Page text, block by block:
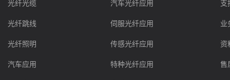
光纤光缆
光纤跳线
光纤照明
汽车应用
汽车光纤应用
伺服光纤应用
传感光纤应用
特种光纤应用
支
业
资
售